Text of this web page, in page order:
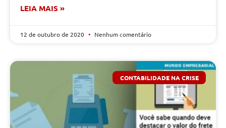
LEIA MAIS »
12 de outubro de 2020 Nenhum comentário
CONTABILIDADE NA CRISE